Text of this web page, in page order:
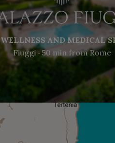
WELLNESS AND MEDICAL
Fiuggi ‧ 50 min from Rome